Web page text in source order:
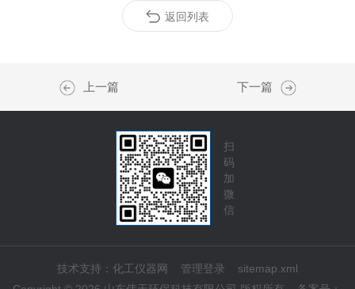
返回列表
上一篇 下一篇
扫
码
加
微
信
技术支持： 化工仪器网 管理登录
sitemap.xml